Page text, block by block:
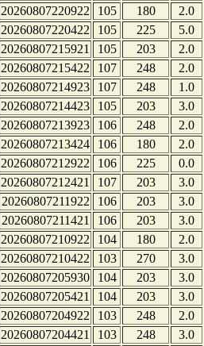
20260807220922
105 180
2.0
20260807220422
105 225
5.0
20260807215921
105 203
2.0
20260807215422
107 248
2.0
20260807214923
107 248
1.0
20260807214423
105 203
3.0
20260807213923
106 248
2.0
20260807213424
106 180
2.0
20260807212922
106 225
0.0
20260807212421
107 203
3.0
20260807211922
106 203
3.0
20260807211421
106 203
3.0
20260807210922
104 180
2.0
20260807210422
103 270
3.0
20260807205930
104 203
3.0
20260807205421
104 203
3.0
20260807204922
103 248
2.0
20260807204421
103 248
3.0